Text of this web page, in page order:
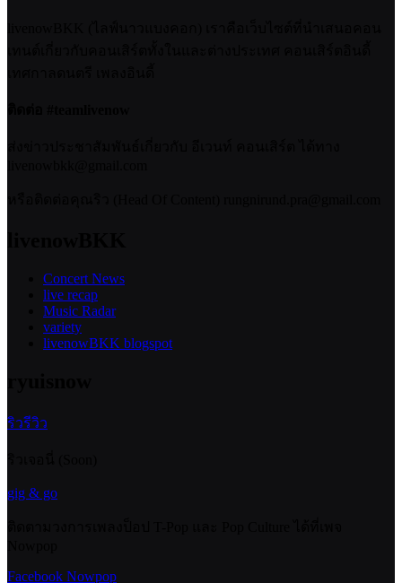
Concert News
live recap
Music Radar
variety
livenowBKK blogspot
ริวรีวิว
gig & go
Facebook Nowpop